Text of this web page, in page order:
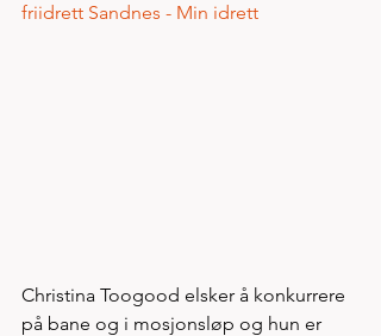
friidrett Sandnes - Min idrett
Christina Toogood elsker å konkurrere
på bane og i mosjonsløp og hun er